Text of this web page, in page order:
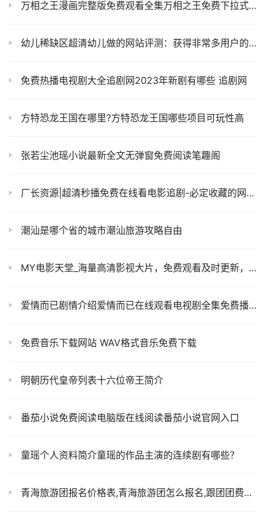
万相之王漫画完整版免费观看全集万相之王免费下拉式-奇漫屋
幼儿稀缺区超清幼儿做的网站评测：获得非常多用户的一致好评！
免费热播电视剧大全追剧网2023年新剧有哪些 追剧网
方特恐龙王国在哪里?方特恐龙王国哪些项目可玩性高
张若尘池瑶小说最新全文无弹窗免费阅读笔趣阁
厂长资源|超清秒播免费在线看电影追剧-必定收藏的网站！
潮汕是哪个省的城市潮汕旅游攻略自由
MY电影天堂_海量高清影视大片，免费观看及时更新，精彩不会错过！！
爱情而已剧情介绍爱情而已在线观看电视剧全集免费播放-茶杯狐
免费音乐下载网站 WAV格式音乐免费下载
明朝历代皇帝列表十六位帝王简介
番茄小说免费阅读电脑版在线阅读番茄小说官网入口
童瑶个人资料简介童瑶的作品主演的连续剧有哪些？
青海旅游团报名价格表,青海旅游团怎么报名,跟团团费是多少?